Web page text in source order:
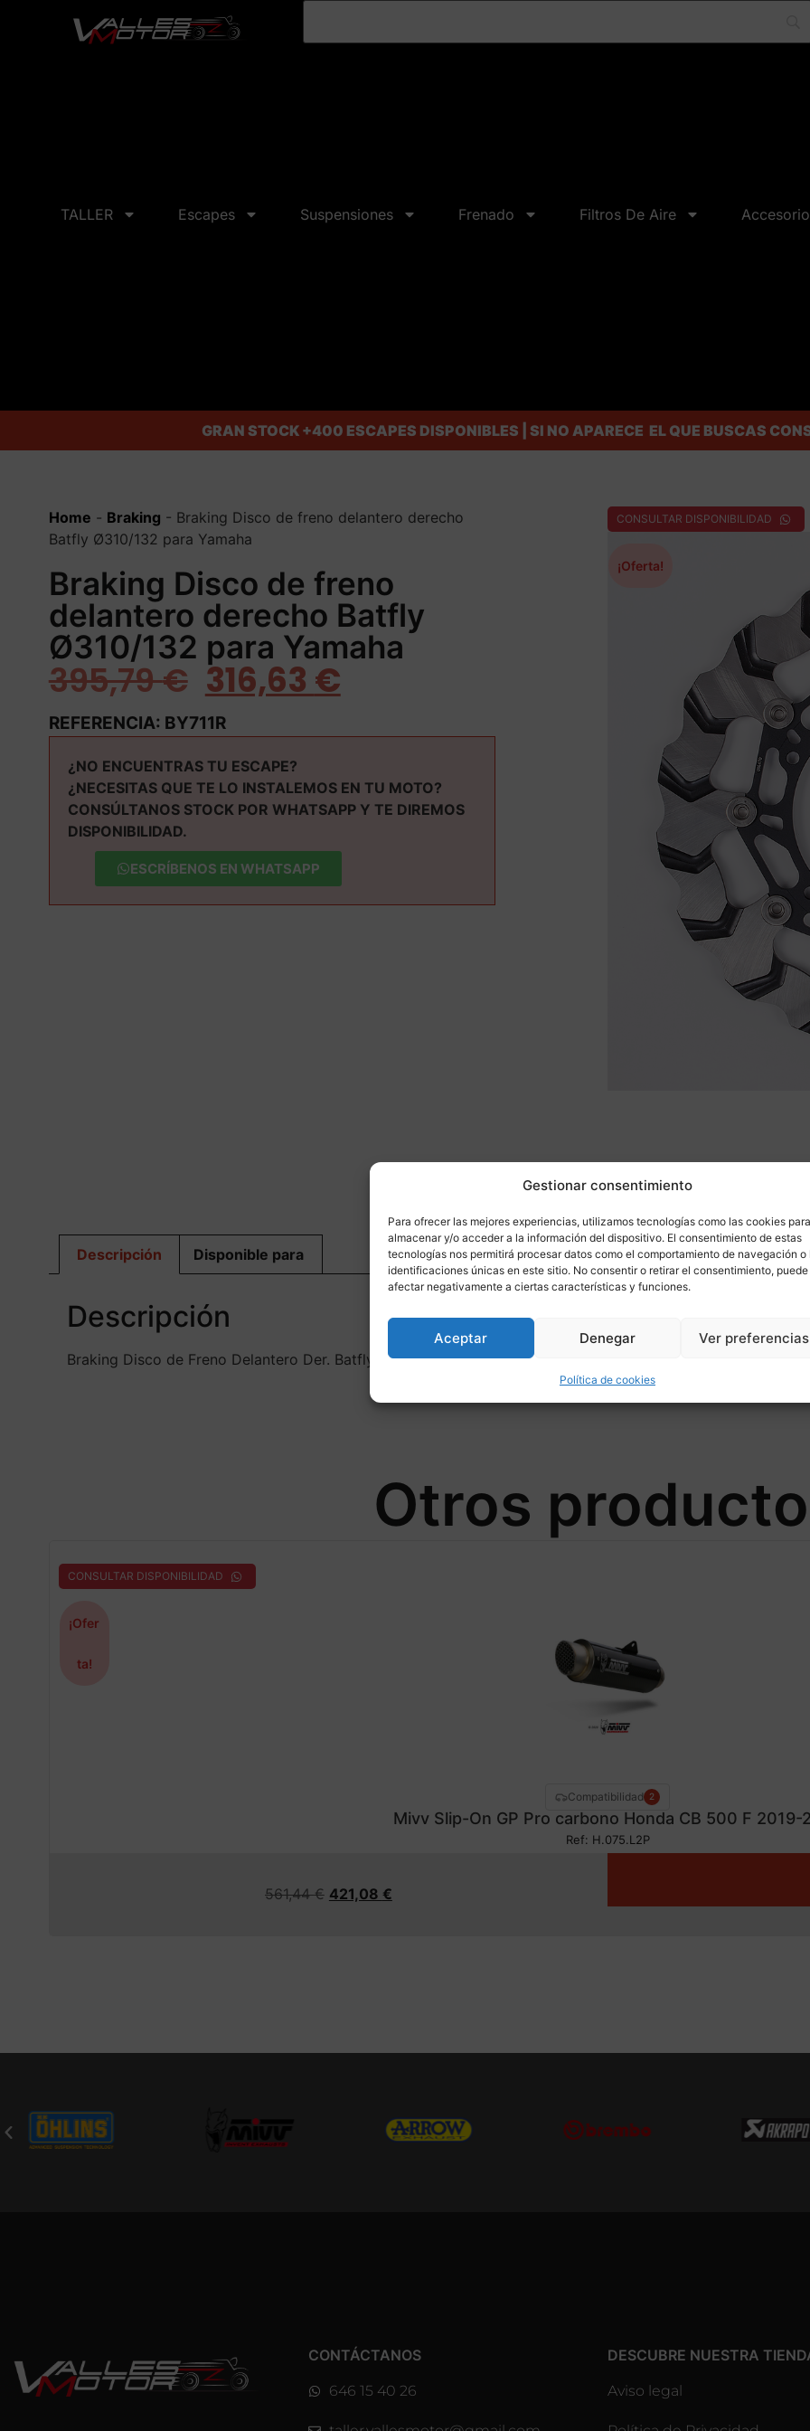
Gestionar consentimiento
Para ofrecer las mejores experiencias, utilizamos tecnologías como las cookies para
almacenar y/o acceder a la información del dispositivo. El consentimiento de estas
tecnologías nos permitirá procesar datos como el comportamiento de navegación o
identificaciones únicas en este sitio. No consentir o retirar el consentimiento, puede
afectar negativamente a ciertas características y funciones.
Aceptar Denegar Ver preferencias
Política de cookies
TALLER Escapes Suspensiones Frenado Filtros De Aire
GRAN STOCK +400 ESCAPES DISPONIBLES | SI NO APARECE EL QUE BUSCAS
Home - Braking - Braking Disco de freno delantero derecho
Batfly Ø310/132 para Yamaha
Braking Disco de freno
delantero derecho Batfly
Ø310/132 para Yamaha
395,79€ 316,63 €
REFERENCIA: BY711R
¿NO ENCUENTRAS TU ESCAPE?
¿NECESITAS QUE TE LO INSTALEMOS EN TU MOTO?
CONSÚLTANOS STOCK POR WHATSAPP Y TE DIREMOS
DISPONIBILIDAD.
ESCRÍBENOS EN WHATSAPP
CONSULTAR DISPONIBILIDAD
¡Oferta!
Más
Descripción Disponible para
Descripción
Braking Disco de Freno Delantero Der. Batfly Ø310/132 para YAMAHA
Otros
CONSULTAR DISPONIBILIDAD
¡Ofer
ta!
Compatibilidad 2
Mivv Slip-On GP Pro carbono Honda CB 500 F 2019-
Ref: H.075.L2P
561,44€ 421,08 €
CONTÁCTANOS
646 15 40 26
DESCUBRE NUESTRA
Aviso legal